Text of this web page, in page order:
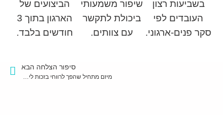
בשביעות רצון
העובדים לפי
סקר פנים-ארגוני.
שיפור משמעותי
ביכולת לתקשר
עם צוותים.
הביצועים של
הארגון בתוך 3
חודשים בלבד.
סיפור הצלחה הבא
מיזם מתחיל שהפך לרווחי בזכות ליווי ממוקד